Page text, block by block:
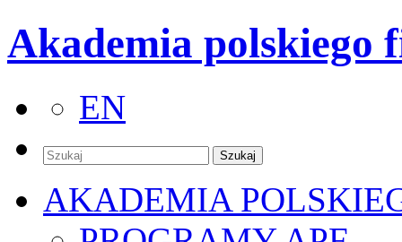
Akademia polskiego
EN
AKADEMIA